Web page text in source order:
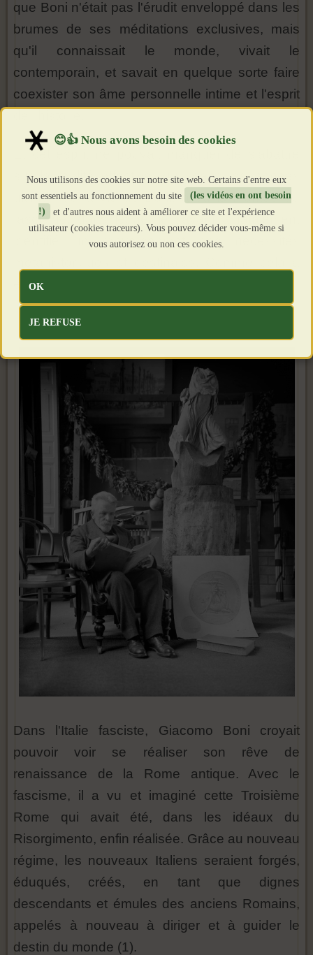
que Boni n'était pas l'érudit enveloppé dans les
brumes de ses méditations exclusives, mais
qu'il connaissait le monde, vivait le
contemporain, et savait en quelque sorte faire
coexister son âme personnelle intime et l'esprit
Et cet esprit ne pouvait manquer de s'abattre
sur la réalité effective, qui, dans les années
ultimes de la vie de Boni, a vu la montée du
fascisme, dans lequel le savant a fatalement
identifié un renversement des nécessités
été écrit :
Dans l'Italie fasciste, Giacomo Boni croyait
pouvoir voir se réaliser son rêve de
renaissance de la Rome antique. Avec le
fascisme, il a vu et imaginé cette Troisième
Rome qui avait été, dans les idéaux du
Risorgimento, enfin réalisée. Grâce au nouveau
régime, les nouveaux Italiens seraient forgés,
éduqués, créés, en tant que dignes
descendants et émules des anciens Romains,
appelés à nouveau à diriger et à guider le
destin du monde (1).
Nous utilisons des cookies sur notre site web. Certains d'entre eux
sont essentiels au fonctionnement du site
(les vidéos en ont besoin
!)
et d'autres nous aident à améliorer ce site et l'expérience
utilisateur (cookies traceurs). Vous pouvez décider vous-même si
vous autorisez ou non ces cookies.
OK
JE REFUSE